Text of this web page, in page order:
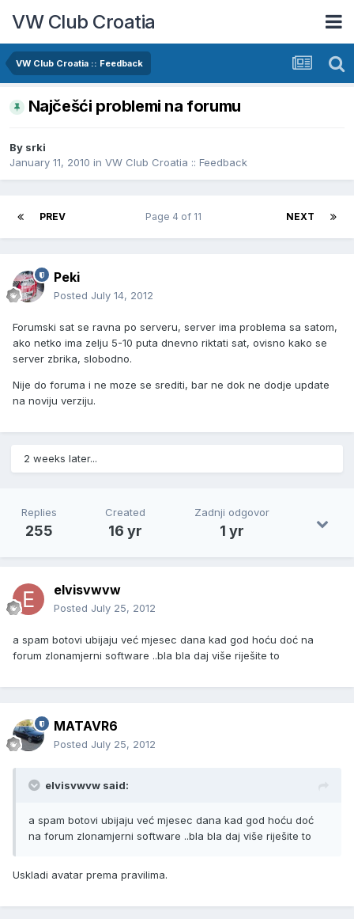
VW Club Croatia
VW Club Croatia :: Feedback
Najčešći problemi na forumu
By srki
January 11, 2010 in VW Club Croatia :: Feedback
PREV NEXT
Page 4 of 11
Peki
Posted July 14, 2012
Forumski sat se ravna po serveru, server ima problema sa satom,
ako netko ima zelju 5-10 puta dnevno riktati sat, ovisno kako se
server zbrika, slobodno.
Nije do foruma i ne moze se srediti, bar ne dok ne dodje update
na noviju verziju.
2 weeks later...
Replies
255
Created
16 yr
Zadnji odgovor
1 yr
elvisvwvw
Posted July 25, 2012
a spam botovi ubijaju već mjesec dana kad god hoću doć na
forum zlonamjerni software ..bla bla daj više riješite to
MATAVR6
Posted July 25, 2012
elvisvwvw said:
a spam botovi ubijaju već mjesec dana kad god hoću doć
na forum zlonamjerni software ..bla bla daj više riješite to
Uskladi avatar prema pravilima.